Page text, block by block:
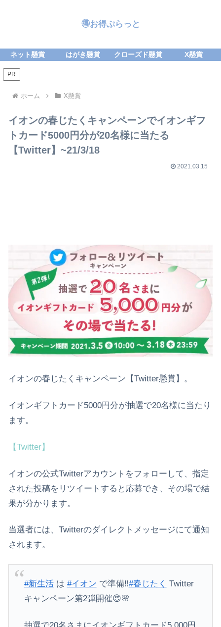
🉐お得ぷらっと
ネット懸賞 はがき懸賞 クローズド懸賞 X懸賞
PR
ホーム X懸賞
イオンの春じたくキャンペーンでイオンギフ
トカード5000円分が20名様に当たる
【Twitter】~21/3/18
2021.03.15
イオンの春じたくキャンペーン【Twitter懸賞】。
イオンギフトカード5000円分が抽選で20名様に当たり
ます。
【Twitter】
イオンの公式Twitterアカウントをフォローして、指定
された投稿をリツイートすると応募でき、その場で結
果が分かります。
当選者には、Twitterのダイレクトメッセージにて通知
されます。
#新生活は #イオン で準備‼️#春じたく Twitter
キャンペーン第2弾開催😍🌸
抽選で20名さまにイオンギフトカード5,000円